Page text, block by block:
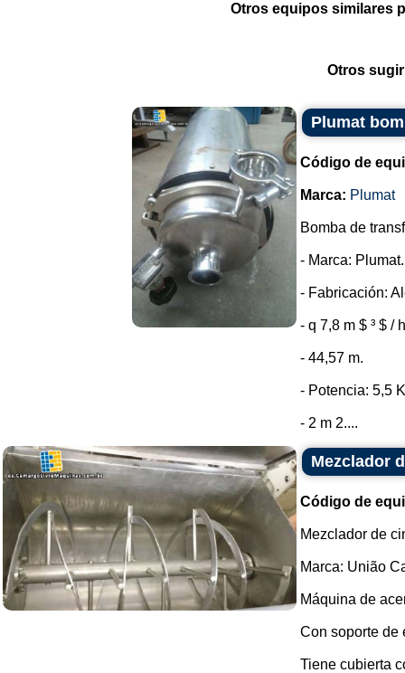
Otros equipos similares
Otros
Plumat
Código de
Marca: Plumat
Bomba de
- Marca: Plumat.
- Fabricación:
- q 7,8 m $ ³ $ /
- 44,57 m.
- Potencia: 5,5
- 2 m 2....
Mezclador
Código de
Mezclador de
Marca: União
Máquina de
Con soporte de
Tiene cubierta